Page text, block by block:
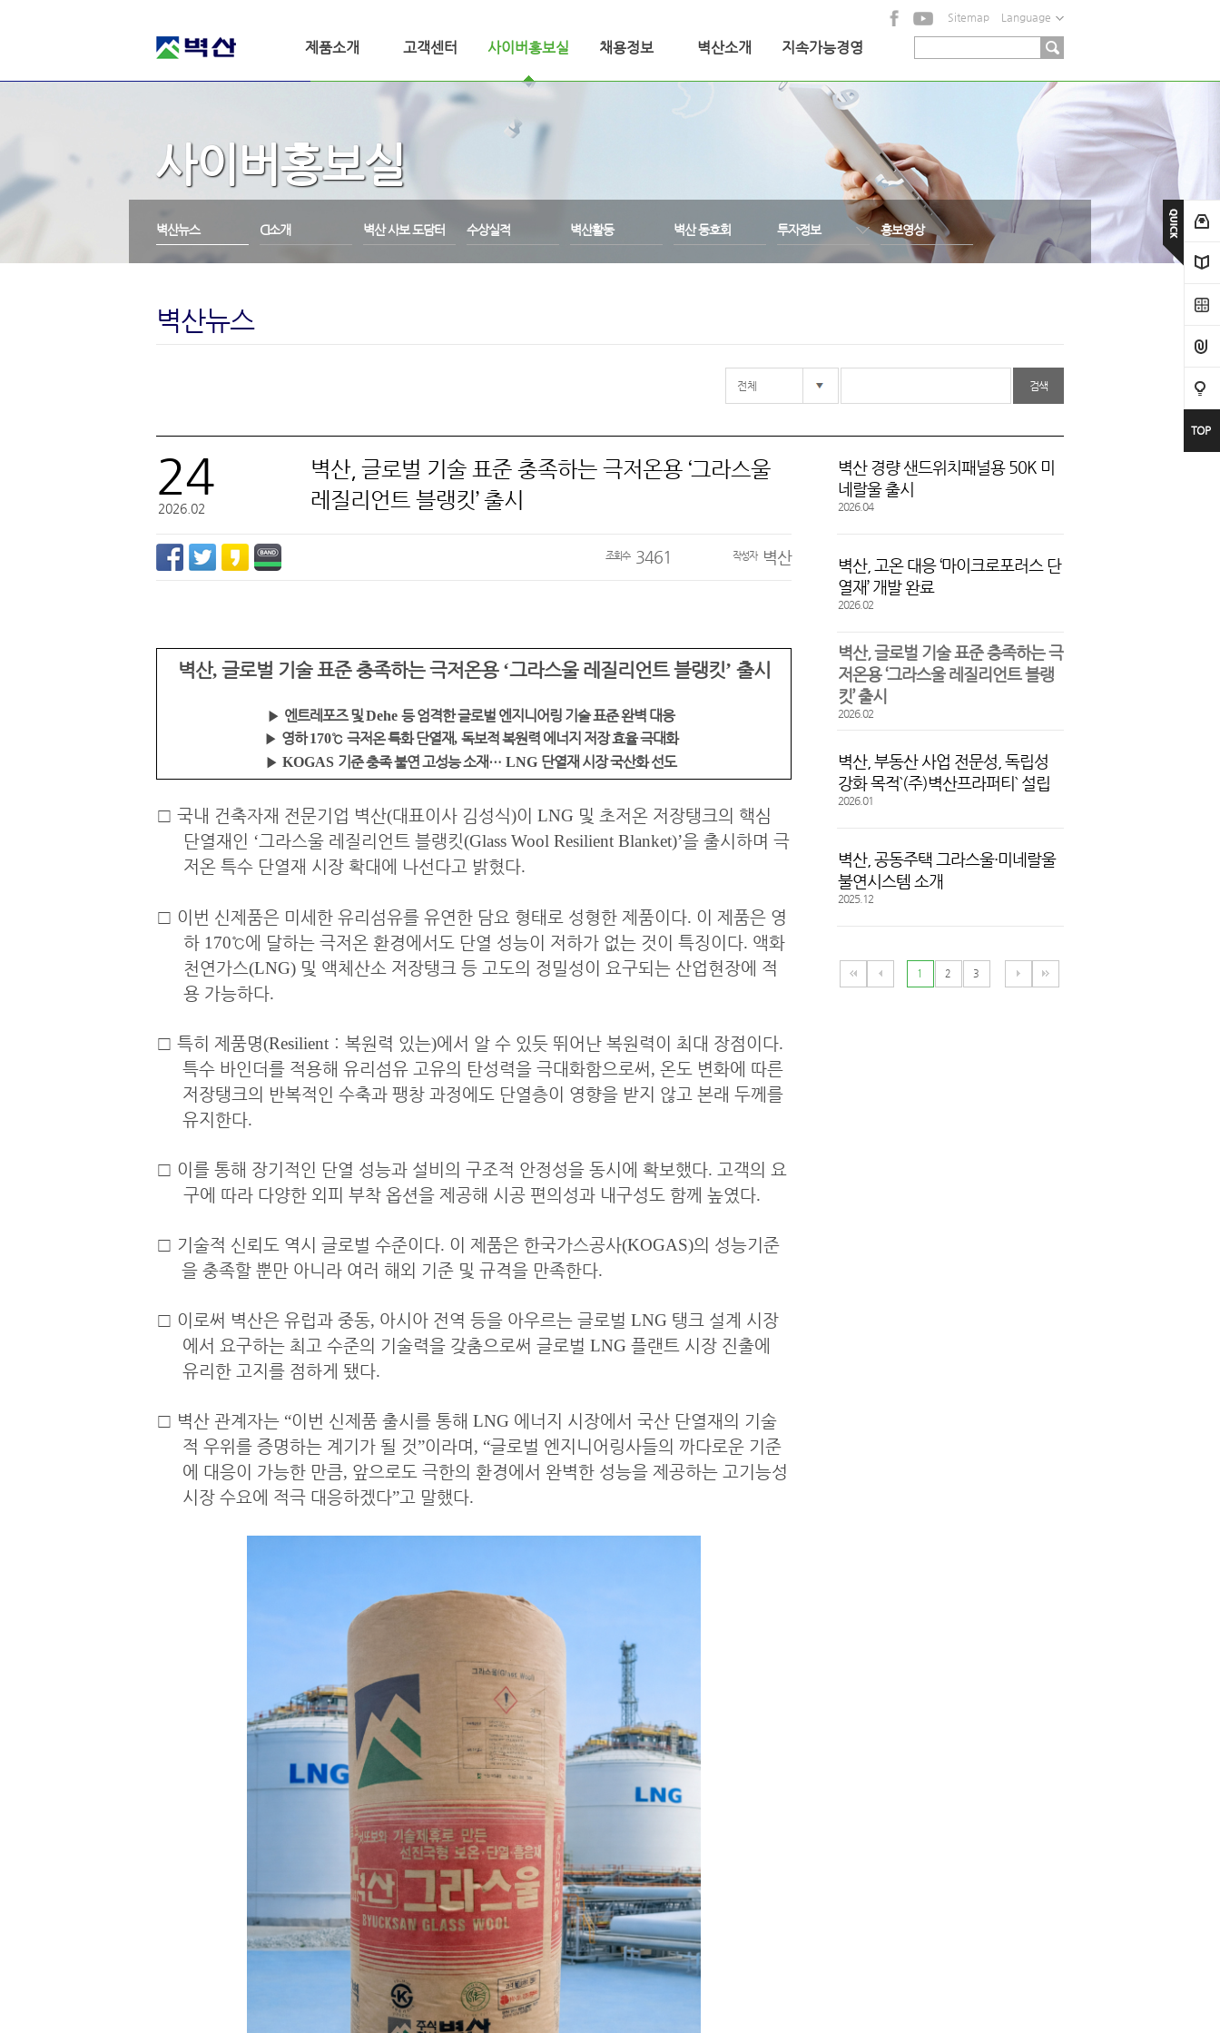
벽산
제품소개 고객센터 사이버홍보실 채용정보 벽산소개 지속가능경영
facebookYouTube
Sitemap Language
TOP
사이버홍보실
벽산뉴스 CI소개 벽산 사보 도담터 수상실적 벽산활동 벽산 동호회 투자정보 홍보영상
벽산뉴스
전체 검색
24
2026.02
벽산, 글로벌 기술 표준 충족하는 극저온용 ‘그라스울
레질리언트 블랭킷’ 출시
조회수 3461 작성자 벽산
벽산, 글로벌 기술 표준 충족하는 극저온용 ‘그라스울 레질리언트 블랭킷’ 출시
▶ 엔트레포즈 및Dehe등 엄격한 글로벌 엔지니어링 기술 표준 완벽 대응
▶ 영하170℃ 극저온 특화 단열재, 독보적 복원력 에너지 저장 효율 극대화
▶KOGAS 기준 충족 불연 고성능 소재…LNG 단열재 시장 국산화 선도
□ 국내 건축자재 전문기업 벽산(대표이사 김성식)이 LNG 및 초저온 저장탱크의 핵심
단열재인 ‘그라스울 레질리언트 블랭킷(Glass Wool Resilient Blanket)’을 출시하며 극
저온 특수 단열재 시장 확대에 나선다고 밝혔다.
□ 이번 신제품은 미세한 유리섬유를 유연한 담요 형태로 성형한 제품이다. 이 제품은 영
하 170℃에 달하는 극저온 환경에서도 단열 성능이 저하가 없는 것이 특징이다. 액화
천연가스(LNG) 및 액체산소 저장탱크 등 고도의 정밀성이 요구되는 산업현장에 적
용 가능하다.
□ 특히 제품명(Resilient ： 복원력 있는)에서 알 수 있듯 뛰어난 복원력이 최대 장점이다.
특수 바인더를 적용해 유리섬유 고유의 탄성력을 극대화함으로써 ,온도 변화에 따른
저장탱크의 반복적인 수축과 팽창 과정에도 단열층이 영향을 받지 않고 본래 두께를
유지한다.
□ 이를 통해 장기적인 단열 성능과 설비의 구조적 안정성을 동시에 확보했다. 고객의 요
구에 따라 다양한 외피 부착 옵션을 제공해 시공 편의성과 내구성도 함께 높였다.
□ 기술적 신뢰도 역시 글로벌 수준이다. 이 제품은 한국가스공사(KOGAS)의 성능기준
을 충족할 뿐만 아니라 여러 해외 기준 및 규격을 만족한다.
□ 이로써 벽산은 유럽과 중동, 아시아 전역 등을 아우르는 글로벌 LNG 탱크 설계 시장
에서 요구하는 최고 수준의 기술력을 갖춤으로써 글로벌LNG플랜트 시장 진출에
유리한 고지를 점하게 됐다.
□ 벽산 관계자는 “이번 신제품 출시를 통해 LNG 에너지 시장에서 국산 단열재의 기술
적 우위를 증명하는 계기가 될 것”이라며 , “글로벌 엔지니어링사들의 까다로운 기준
에 대응이 가능한 만큼, 앞으로도 극한의 환경에서 완벽한 성능을 제공하는 고기능성
시장 수요에 적극 대응하겠다”고 말했다.
벽산 경량 샌드위치패널용 50K 미
네랄울 출시
2026.04
벽산, 고온 대응 ‘마이크로포러스 단
열재’ 개발 완료
2026.02
벽산, 글로벌 기술 표준 충족하는 극
저온용 ‘그라스울 레질리언트 블랭
킷’ 출시
2026.02
벽산, 부동산 사업 전문성, 독립성
강화 목적`(주)벽산프라퍼티` 설립
2026.01
벽산, 공동주택 그라스울·미네랄울
불연시스템 소개
2025.12
1 2 3